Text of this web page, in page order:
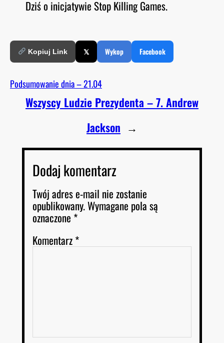
O
RSS FEED
Dziś o inicjatywie Stop Killing Games.
Kopiuj Link 𝕏 Wykop Facebook
Podsumowanie dnia – 21.04
Wszyscy Ludzie Prezydenta – 7. Andrew
Jackson →
Dodaj komentarz
Twój adres e-mail nie zostanie
opublikowany.Wymagane pola są
oznaczone *
Komentarz*